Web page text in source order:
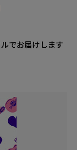
でお届けします